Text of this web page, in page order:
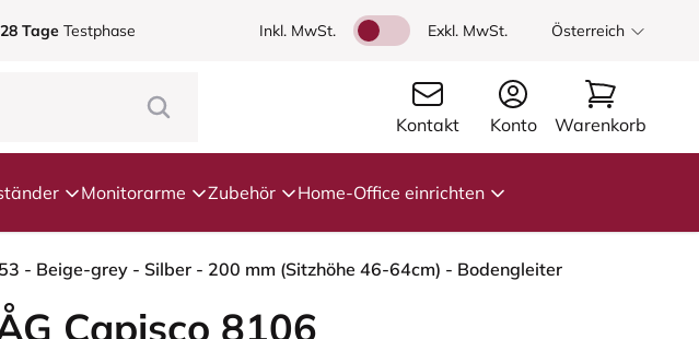
28 Tage Testphase Inkl. MwSt. Exkl. MwSt. Österreich
Kontakt Konto Warenkorb
Monitorarme Zubehör Home-Office einrichten
- Beige-grey - Silber - 200 mm (Sitzhöhe 46-64cm) - Bodengleiter
Capisco 8106